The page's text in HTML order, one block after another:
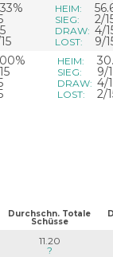
HEIM:
SIEG: 2/
DRAW: 4/
LOST: 9/
HEIM:
SIEG: 9/
DRAW: 4/
LOST: 2/
Durchschn. Totale
Schüsse
11.20
?